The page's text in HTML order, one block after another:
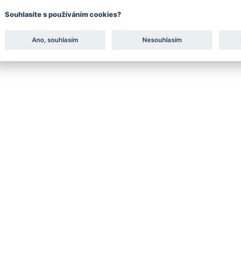
Souhlasíte s používáním cookies?
Ano, souhlasím Nesouhlasím